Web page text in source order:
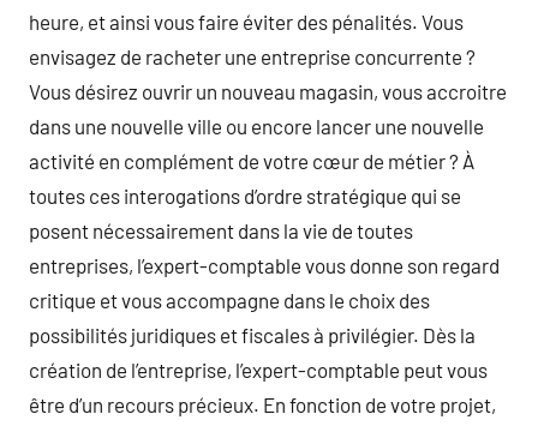
heure, et ainsi vous faire éviter des pénalités. Vous
envisagez de racheter une entreprise concurrente ?
Vous désirez ouvrir un nouveau magasin, vous accroitre
dans une nouvelle ville ou encore lancer une nouvelle
activité en complément de votre cœur de métier ? À
toutes ces interogations d’ordre stratégique qui se
posent nécessairement dans la vie de toutes
entreprises, l’expert-comptable vous donne son regard
critique et vous accompagne dans le choix des
possibilités juridiques et fiscales à privilégier. Dès la
création de l’entreprise, l’expert-comptable peut vous
être d’un recours précieux. En fonction de votre projet,